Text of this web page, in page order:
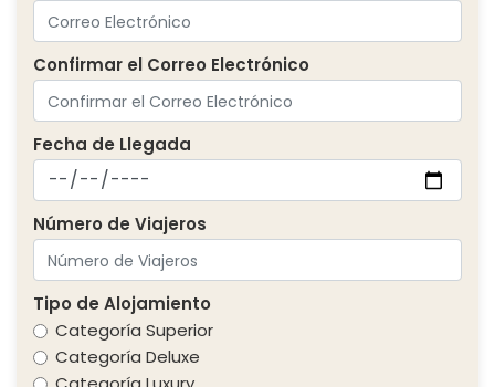
Confirmar el Correo Electrónico
Fecha de Llegada
Número de Viajeros
Tipo de Alojamiento
Categoría Superior
Categoría Deluxe